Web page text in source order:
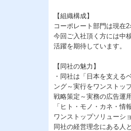
【組織構成】
コーポレート部門は現在2
今回ご入社頂く方には中
活躍を期待しています。
【同社の魅力】
・同社は「日本を支える
ング～実行をワンストッ
戦略策定～実務の広告運
「ヒト・モノ・カネ・情
ワンストップソリューシ
同社の経営理念にある人